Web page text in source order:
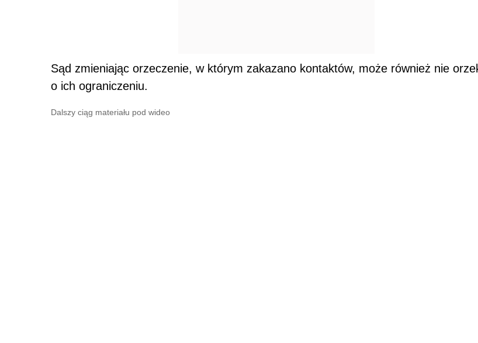
Sąd zmieniając orzeczenie, w którym zakazano kontaktów, może również nie
o ich ograniczeniu.
Dalszy ciąg materiału pod wideo